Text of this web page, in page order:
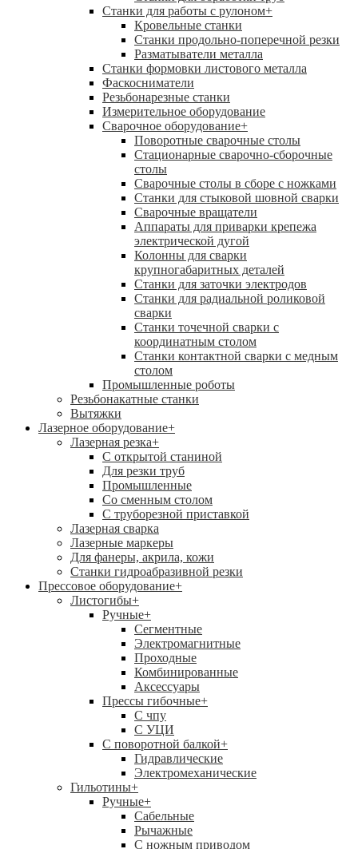
Станки для работы с рулоном+
Кровельные станки
Станки продольно-поперечной резки
Разматыватели металла
Станки формовки листового металла
Фаскосниматели
Резьбонарезные станки
Измерительное оборудование
Сварочное оборудование+
Поворотные сварочные столы
Стационарные сварочно-сборочные
столы
Сварочные столы в сборе с ножками
Станки для стыковой шовной сварки
Сварочные вращатели
Аппараты для приварки крепежа
электрической дугой
Колонны для сварки
крупногабаритных деталей
Станки для заточки электродов
Станки для радиальной роликовой
сварки
Станки точечной сварки с
координатным столом
Станки контактной сварки с медным
столом
Промышленные роботы
Резьбонакатные станки
Вытяжки
Лазерное оборудование+
Лазерная резка+
С открытой станиной
Для резки труб
Промышленные
Со сменным столом
С труборезной приставкой
Лазерная сварка
Лазерные маркеры
Для фанеры, акрила, кожи
Станки гидроабразивной резки
Прессовое оборудование+
Листогибы+
Ручные+
Сегментные
Электромагнитные
Проходные
Комбинированные
Аксессуары
Прессы гибочные+
C чпу
С УЦИ
С поворотной балкой+
Гидравлические
Электромеханические
Гильотины+
Ручные+
Сабельные
Рычажные
С ножным приводом